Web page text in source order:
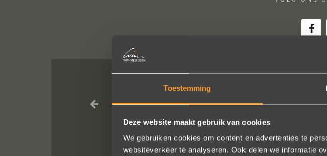
Toestemming
Deze website maakt gebruik van cookies
We gebruiken cookies om content en advertenties te
websiteverkeer te analyseren. Ook delen we informatie
Een droom die uitkomt, de ringen zijn
geholpen en ze waren op tijd klaar.